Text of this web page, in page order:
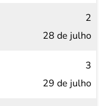
2
28 de julho
3
29 de julho